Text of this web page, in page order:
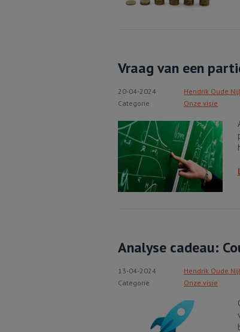
Vraag van een
20-04-2024
Hendrik Oude
Categorie
Onze visie
Analyse cadeau:
13-04-2024
Hendrik Oude
Categorie
Onze visie